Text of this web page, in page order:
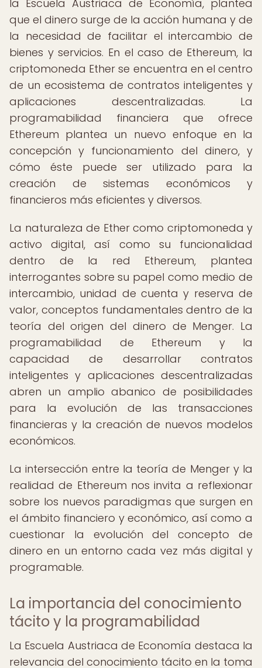
la Escuela Austriaca de Economía, plantea
que el dinero surge de la acción humana y de
la necesidad de facilitar el intercambio de
bienes y servicios. En el caso de Ethereum, la
criptomoneda Ether se encuentra en el centro
de un ecosistema de contratos inteligentes y
aplicaciones descentralizadas. La
programabilidad financiera que ofrece
Ethereum plantea un nuevo enfoque en la
concepción y funcionamiento del dinero, y
cómo éste puede ser utilizado para la
creación de sistemas económicos y
financieros más eficientes y diversos.
La naturaleza de Ether como criptomoneda y
activo digital, así como su funcionalidad
dentro de la red Ethereum, plantea
interrogantes sobre su papel como medio de
intercambio, unidad de cuenta y reserva de
valor, conceptos fundamentales dentro de la
teoría del origen del dinero de Menger. La
programabilidad de Ethereum y la
capacidad de desarrollar contratos
inteligentes y aplicaciones descentralizadas
abren un amplio abanico de posibilidades
para la evolución de las transacciones
financieras y la creación de nuevos modelos
económicos.
La intersección entre la teoría de Menger y la
realidad de Ethereum nos invita a reflexionar
sobre los nuevos paradigmas que surgen en
el ámbito financiero y económico, así como a
cuestionar la evolución del concepto de
dinero en un entorno cada vez más digital y
programable.
La importancia del conocimiento
tácito y la programabilidad
La Escuela Austriaca de Economía destaca la
relevancia del conocimiento tácito en la toma